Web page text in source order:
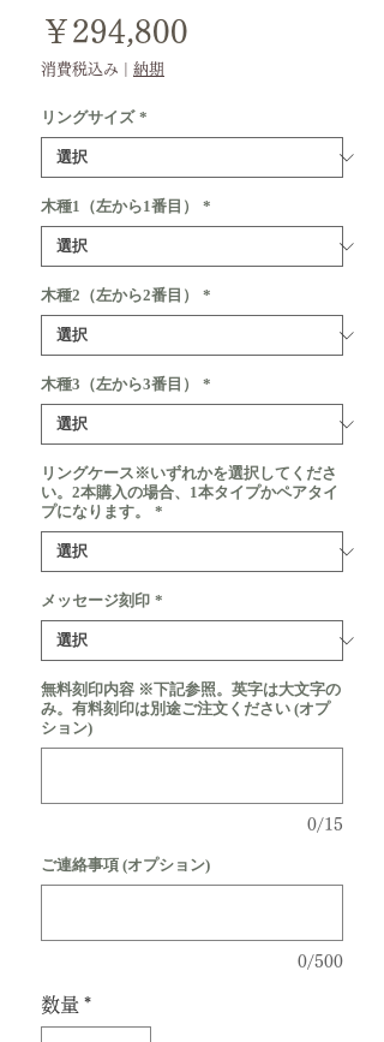
￥294,800
消費税込み 納期
リングサイズ *
木種1（左から1番目） *
木種2（左から2番目） *
木種3（左から3番目） *
リングケース※いずれかを選択してくださ
い。2本購入の場合、1本タイプかペアタイ
プになります。
*
メッセージ刻印 *
無料刻印内容 ※下記参照。英字は大文字の
み。有料刻印は別途ご注文ください (オプ
ション)
0/15
ご連絡事項 (オプション)
0/500
数量 *